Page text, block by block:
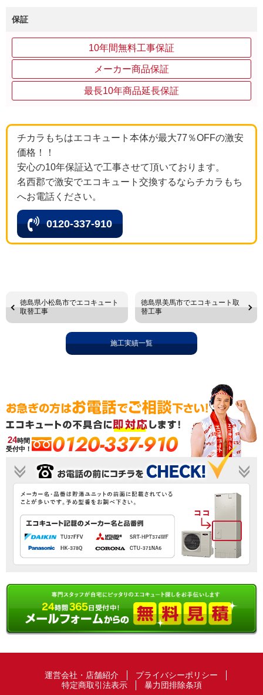
保証
10年間無料工事保証
メーカー商品保証
最長10年商品延長保証
チカラもちはエコキュート本体が最大77％OFFの激安
価格！！
安心の10年保証込で工事させて頂いております。
名西郡で激安でエコキュート交換するならチカラもち
へお電話ください。
0120-337-910
徳島県小松島市でエコキュート
取替工事
徳島県美馬市でエコキュート取
替工事
施工実績一覧
24時間
受付中！
0120-337-910
運営会社・店舗紹介
プライバシーポリシー
特定商取引法表示
暴力団排除条項